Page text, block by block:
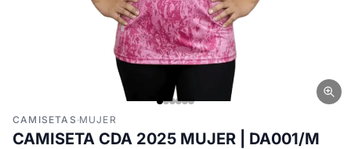
CAMISETAS ·MUJER
CAMISETA CDA 2025 MUJER | DA001/M